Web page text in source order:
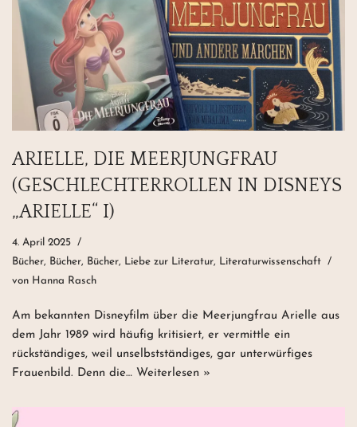
ARIELLE, DIE MEERJUNGFRAU
(GESCHLECHTERROLLEN IN DISNEYS
„ARIELLE“ I)
4. April 2025
Bücher, Bücher, Bücher, Liebe zur Literatur, Literaturwissenschaft
von Hanna Rasch
Am bekannten Disneyfilm über die Meerjungfrau Arielle aus
dem Jahr 1989 wird häufig kritisiert, er vermittle ein
rückständiges, weil unselbstständiges, gar unterwürfiges
Frauenbild. Denn die… Weiterlesen »